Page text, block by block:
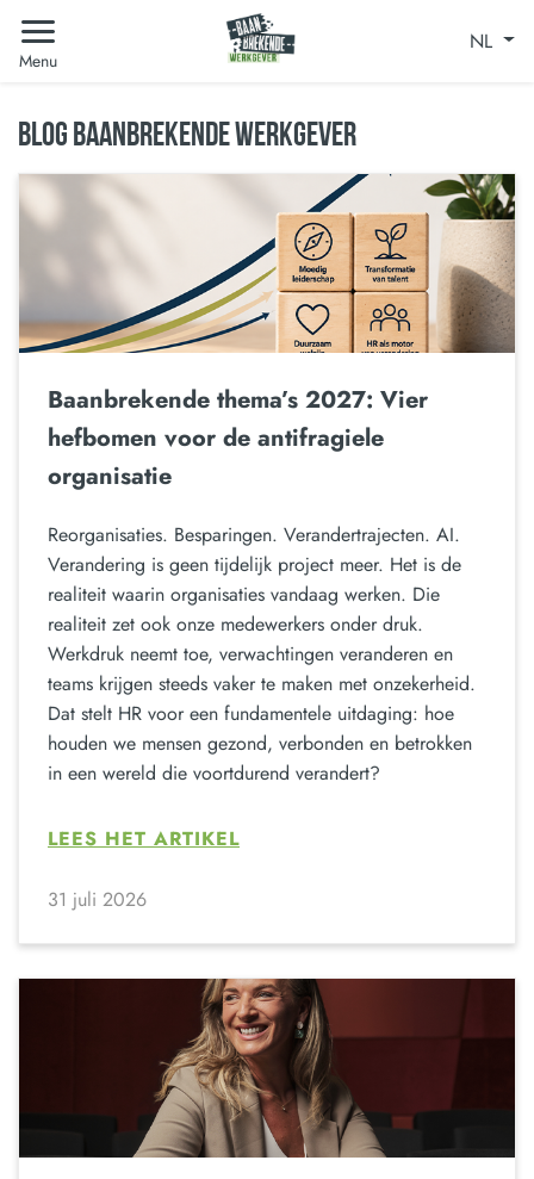
Menu
NL
BLOG BAANBREKENDE WERKGEVER
Baanbrekende thema’s 2027: Vier
hefbomen voor de antifragiele
organisatie
Reorganisaties. Besparingen. Verandertrajecten. AI.
Verandering is geen tijdelijk project meer. Het is de
realiteit waarin organisaties vandaag werken. Die
realiteit zet ook onze medewerkers onder druk.
Werkdruk neemt toe, verwachtingen veranderen en
teams krijgen steeds vaker te maken met onzekerheid.
Dat stelt HR voor een fundamentele uitdaging: hoe
houden we mensen gezond, verbonden en betrokken
in een wereld die voortdurend verandert?
LEES HET ARTIKEL
31 juli 2026